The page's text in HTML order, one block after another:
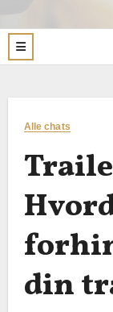
Alle chats
din